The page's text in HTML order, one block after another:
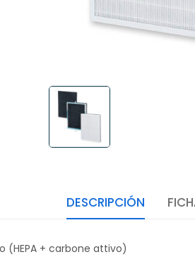
DESCRIPCIÓN
(HEPA + carbone attivo)